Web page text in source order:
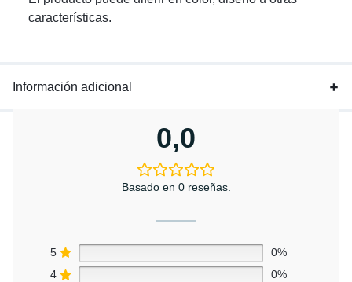
características.
Información adicional
0,0
Basado en 0 reseñas.
5
0%
4
0%